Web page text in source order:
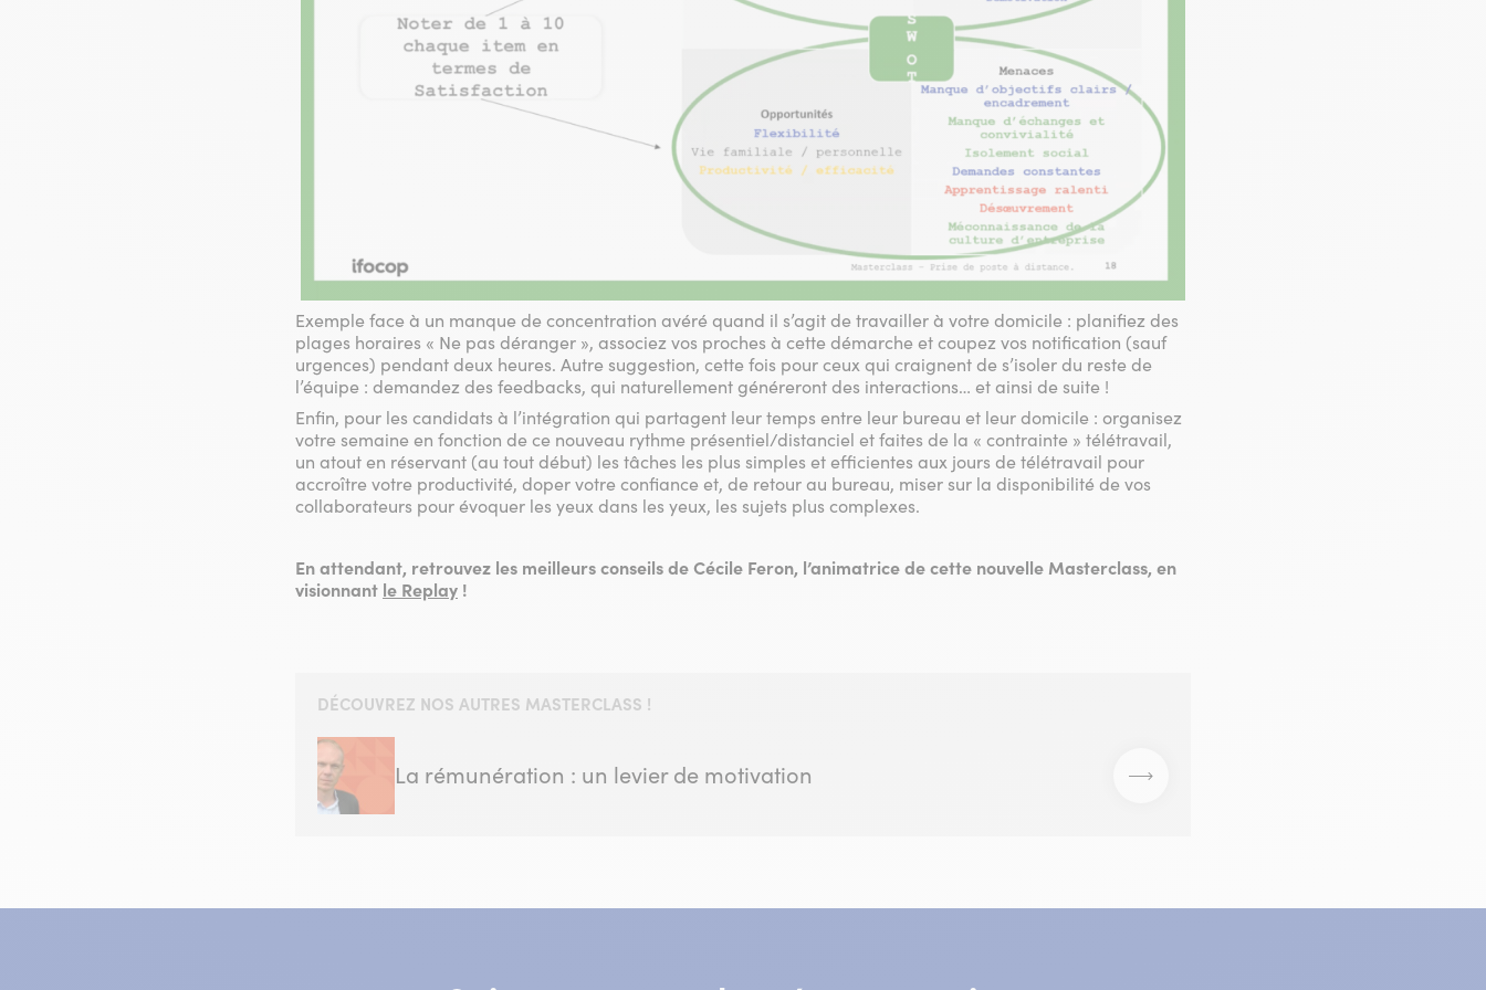
Exemple face à un manque de concentration avéré quand il s’agit de travailler à votre domicile : planifiez des
plages horaires « Ne pas déranger », associez vos proches à cette démarche et coupez vos notification (sauf
urgences) pendant deux heures. Autre suggestion, cette fois pour ceux qui craignent de s’isoler du reste de
l’équipe : demandez des feedbacks, qui naturellement généreront des interactions… et ainsi de suite !
Enfin, pour les candidats à l’intégration qui partagent leur temps entre leur bureau et leur domicile : organisez
votre semaine en fonction de ce nouveau rythme présentiel/distanciel et faites de la « contrainte » télétravail,
un atout en réservant (au tout début) les tâches les plus simples et efficientes aux jours de télétravail pour
accroître votre productivité, doper votre confiance et, de retour au bureau, miser sur la disponibilité de vos
collaborateurs pour évoquer les yeux dans les yeux, les sujets plus complexes.
En attendant, retrouvez les meilleurs conseils de Cécile Feron, l’animatrice de cette nouvelle Masterclass, en
visionnant le Replay !
DÉCOUVREZ NOS AUTRES MASTERCLASS !
La rémunération : un levier de motivation